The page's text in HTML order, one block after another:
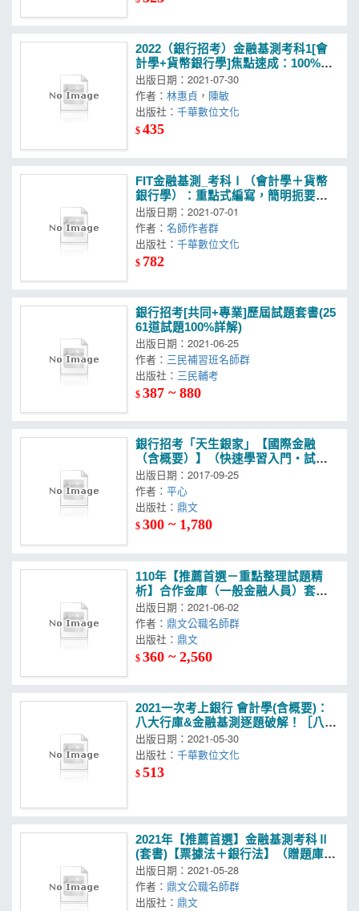
2022（銀行招考）金融基測考科1[會
計學+貨幣銀行學]焦點速成：100%對
應命題重點！［二版］（金融基測＆
銀行招考）
出版日期：2021-07-30
作者：林惠貞 ， 陳敏
出版社：
$435
FIT金融基測_考科Ⅰ（會計學＋貨幣
銀行學）：重點式編寫，簡明扼要文
字論述，最短時間內掌握考試要點
出版日期：2021-07-01
作者：名師作者群
出版社：
$ 782
銀行招考[共同+專業]歷屆試題套書(25
61道試題100%詳解)
出版日期：2021-06-25
作者： 三民補習班名師群
出版社：
$387 ~ 880
銀行招考「天生銀家」【國際金融
（含概要）】（快速學習入門‧試題
深入精解）(2版)
出版日期：2017-09-25
作者：平心
出版社：
$300 ~ 1,780
110年【推薦首選－重點整理試題精
析】合作金庫（一般金融人員）套書
（贈英文單字書、題庫網帳號、雲端
課程）
出版日期：2021-06-02
作者：鼎文公職名師群
出版社：
$360 ~ 2,560
2021一次考上銀行 會計學(含概要)：
八大行庫&金融基測逐題破解！［八
版］（銀行行員招考/金融基測）
出版日期：2021-05-30
出版社：
$513
2021年【推薦首選】金融基測考科Ⅱ
(套書)【票據法＋銀行法】（贈題庫網
帳號、雲端課程）
出版日期：2021-05-28
作者：鼎文公職名師群
出版社：